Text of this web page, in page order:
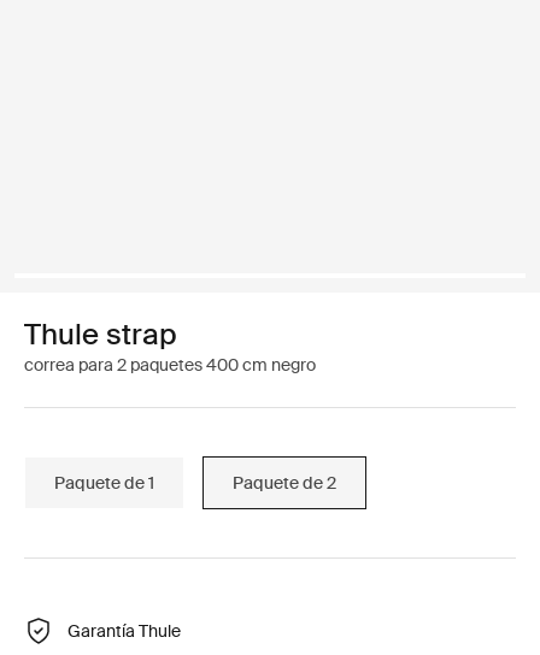
Thule strap
correa para 2 paquetes 400 cm negro
Paquete de 1 Paquete de 2
Garantía Thule